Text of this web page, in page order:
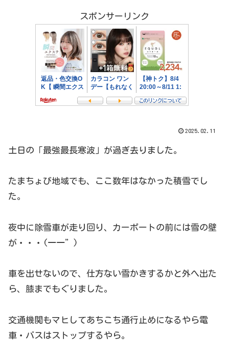
スポンサーリンク
2025.02.11
土日の「最強最長寒波」が過ぎ去りました。
たまちょび地域でも、ここ数年はなかった積雪でし
た。
夜中に除雪車が走り回り、カーポートの前には雪の壁
が・・・(一一”)
車を出せないので、仕方ない雪かきするかと外へ出た
ら、膝までもぐりました。
交通機関もマヒしてあちこち通行止めになるやら電
車・バスはストップするやら。